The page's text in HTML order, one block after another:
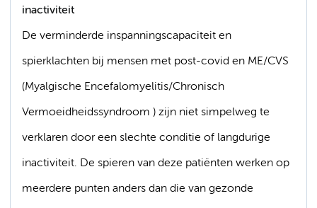
inactiviteit
De verminderde inspanningscapaciteit en
spierklachten bij mensen met post-covid en ME/CVS
(Myalgische Encefalomyelitis/Chronisch
Vermoeidheidssyndroom ) zijn niet simpelweg te
verklaren door een slechte conditie of langdurige
inactiviteit. De spieren van deze patiënten werken op
meerdere punten anders dan die van gezonde